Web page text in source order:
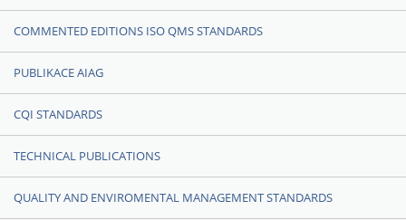
COMMENTED EDITIONS ISO QMS STANDARDS
PUBLIKACE AIAG
CQI STANDARDS
TECHNICAL PUBLICATIONS
QUALITY AND ENVIROMENTAL MANAGEMENT STANDARDS